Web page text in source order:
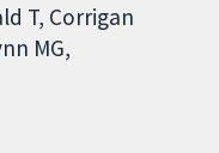
T Corrigan
MG